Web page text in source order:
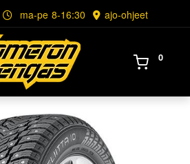
ma-pe 8-16:30 ajo-ohjeet
0